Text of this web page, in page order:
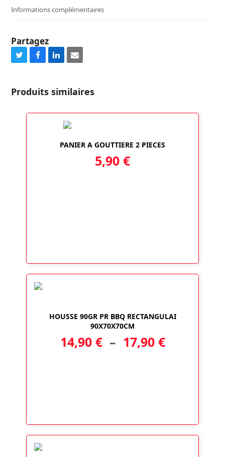
BAR
Informations complémentaires
Partagez
Share
Twitter
Share
Facebook
Share
LinkedIn
Share
Email
Produits similaires
PANIER A GOUTTIERE 2 PIECES
5,90 €
HOUSSE 90GR PR BBQ RECTANGULAI
90X70X70CM
14,90 € – 17,90 €Plage
17,90 €